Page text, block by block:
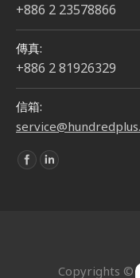
+886 2 23578866
傳真:
+886 2 81926329
信箱:
Find us on:
Copyrights ©